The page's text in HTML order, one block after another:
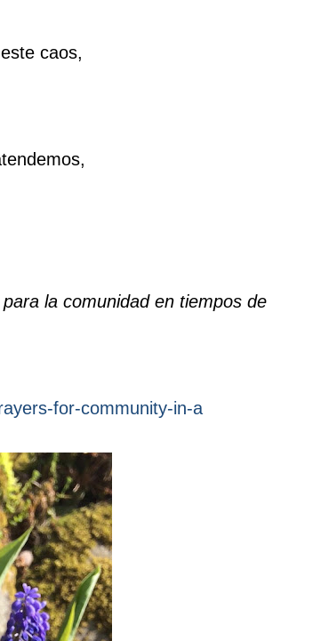
caos,
la comunidad en tiempos de
for-community-in-a